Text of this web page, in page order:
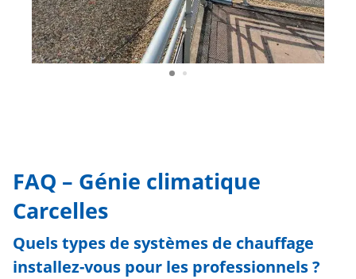
FAQ – Génie climatique
Carcelles
Quels types de systèmes de chauffage
installez-vous pour les professionnels ?